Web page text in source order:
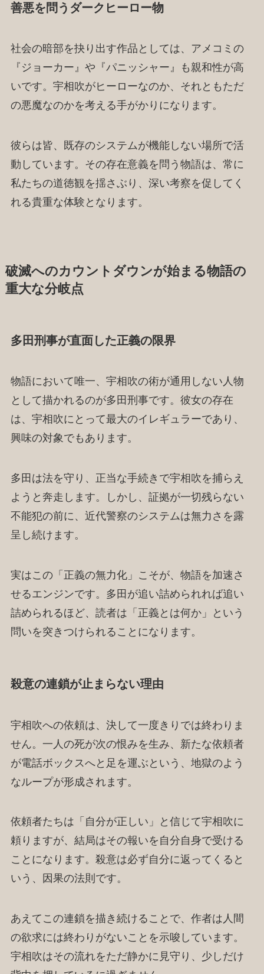
善悪を問うダークヒーロー物
社会の暗部を抉り出す作品としては、アメコミの
『ジョーカー』や『パニッシャー』も親和性が高
いです。宇相吹がヒーローなのか、それともただ
の悪魔なのかを考える手がかりになります。
彼らは皆、既存のシステムが機能しない場所で活
動しています。その存在意義を問う物語は、常に
私たちの道徳観を揺さぶり、深い考察を促してく
れる貴重な体験となります。
破滅へのカウントダウンが始まる物語の
重大な分岐点
多田刑事が直面した正義の限界
物語において唯一、宇相吹の術が通用しない人物
として描かれるのが多田刑事です。彼女の存在
は、宇相吹にとって最大のイレギュラーであり、
興味の対象でもあります。
多田は法を守り、正当な手続きで宇相吹を捕らえ
ようと奔走します。しかし、証拠が一切残らない
不能犯の前に、近代警察のシステムは無力さを露
呈し続けます。
実はこの「正義の無力化」こそが、物語を加速さ
せるエンジンです。多田が追い詰められれば追い
詰められるほど、読者は「正義とは何か」という
問いを突きつけられることになります。
殺意の連鎖が止まらない理由
宇相吹への依頼は、決して一度きりでは終わりま
せん。一人の死が次の恨みを生み、新たな依頼者
が電話ボックスへと足を運ぶという、地獄のよう
なループが形成されます。
依頼者たちは「自分が正しい」と信じて宇相吹に
頼りますが、結局はその報いを自分自身で受ける
ことになります。殺意は必ず自分に返ってくると
いう、因果の法則です。
あえてこの連鎖を描き続けることで、作者は人間
の欲求には終わりがないことを示唆しています。
宇相吹はその流れをただ静かに見守り、少しだけ